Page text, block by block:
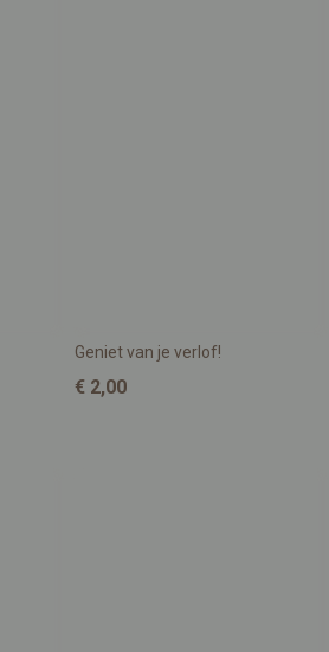
Geniet van je verlof!
€ 2,00